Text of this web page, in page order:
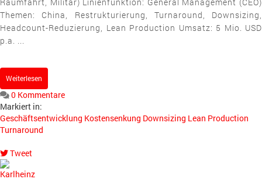
Themen: China, Restrukturierung, Turnaround, Downsizing,
Headcount-Reduzierung, Lean Production Umsatz: 5 Mio. USD
p.a. ...
Weiterlesen
0 Kommentare
Markiert in:
Geschäftsentwicklung Kostensenkung Downsizing Lean Production
Turnaround
Tweet
pinterest